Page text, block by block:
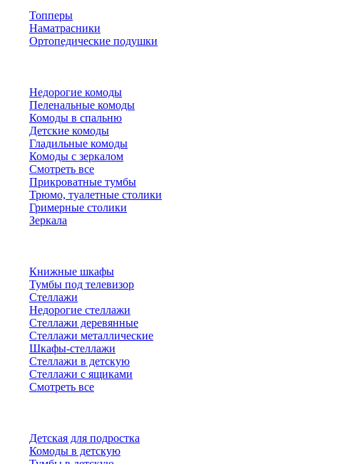
Топперы
Наматрасники
Ортопедические подушки
Недорогие комоды
Пеленальные комоды
Комоды в спальню
Детские комоды
Гладильные комоды
Комоды с зеркалом
Смотреть все
Прикроватные тумбы
Трюмо, туалетные столики
Гримерные столики
Зеркала
Книжные шкафы
Тумбы под телевизор
Стеллажи
Недорогие стеллажи
Стеллажи деревянные
Стеллажи металлические
Шкафы-стеллажи
Стеллажи в детскую
Стеллажи с ящиками
Смотреть все
Детская для подростка
Комоды в детскую